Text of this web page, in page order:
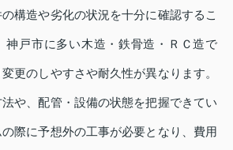
構造や劣化の状況を十分に確認するこ
神戸市に多い木造・鉄骨造・ＲＣ造で
更のしやすさや耐久性が異なります。
や、配管・設備の状態を把握できてい
際に予想外の工事が必要となり、費用